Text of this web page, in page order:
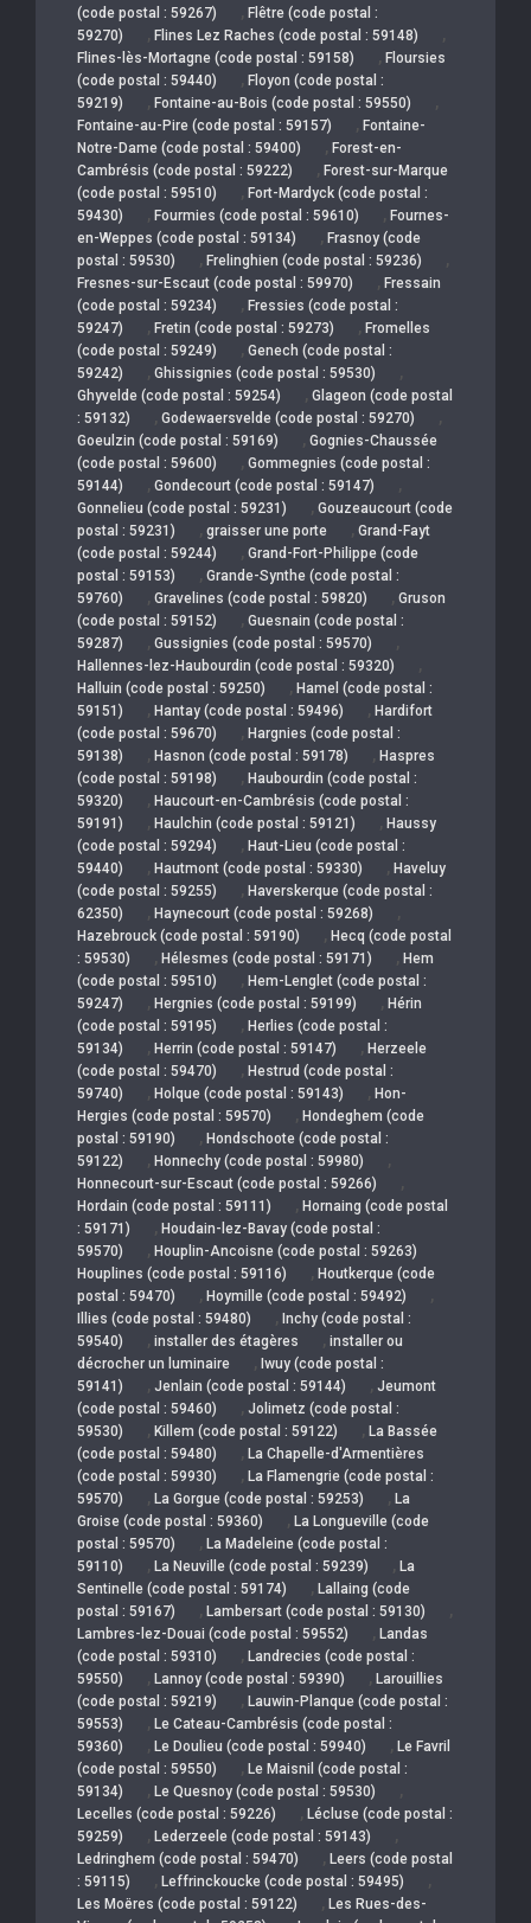
(code postal : 59267)
, Flêtre (code postal :
59270)
, Flines Lez Raches (code postal : 59148) ,
Flines-lès-Mortagne (code postal : 59158) , Floursies
(code postal : 59440)
, Floyon (code postal :
59219)
, Fontaine-au-Bois (code postal : 59550) ,
Fontaine-au-Pire (code postal : 59157) , Fontaine-
Notre-Dame (code postal : 59400)
, Forest-en-
Cambrésis (code postal : 59222)
, Forest-sur-Marque
(code postal : 59510)
, Fort-Mardyck (code postal :
59430)
, Fourmies (code postal : 59610) , Fournes-
en-Weppes (code postal : 59134)
, Frasnoy (code
postal : 59530)
, Frelinghien (code postal : 59236) ,
Fresnes-sur-Escaut (code postal : 59970) , Fressain
(code postal : 59234)
, Fressies (code postal :
59247)
, Fretin (code postal : 59273) , Fromelles
(code postal : 59249)
, Genech (code postal :
59242)
, Ghissignies (code postal : 59530) ,
Ghyvelde (code postal : 59254) , Glageon (code postal
: 59132)
, Godewaersvelde (code postal : 59270) ,
Goeulzin (code postal : 59169) , Gognies-Chaussée
(code postal : 59600)
, Gommegnies (code postal :
59144)
, Gondecourt (code postal : 59147) ,
Gonnelieu (code postal : 59231) , Gouzeaucourt (code
postal : 59231)
, graisser une porte , Grand-Fayt
(code postal : 59244)
, Grand-Fort-Philippe (code
postal : 59153)
, Grande-Synthe (code postal :
59760)
, Gravelines (code postal : 59820) , Gruson
(code postal : 59152)
, Guesnain (code postal :
59287)
, Gussignies (code postal : 59570) ,
Hallennes-lez-Haubourdin (code postal : 59320) ,
Halluin (code postal : 59250) , Hamel (code postal :
59151)
, Hantay (code postal : 59496) , Hardifort
(code postal : 59670)
, Hargnies (code postal :
59138)
, Hasnon (code postal : 59178) , Haspres
(code postal : 59198)
, Haubourdin (code postal :
59320)
, Haucourt-en-Cambrésis (code postal :
59191)
, Haulchin (code postal : 59121) , Haussy
(code postal : 59294)
, Haut-Lieu (code postal :
59440)
, Hautmont (code postal : 59330) , Haveluy
(code postal : 59255)
, Haverskerque (code postal :
62350)
, Haynecourt (code postal : 59268) ,
Hazebrouck (code postal : 59190) , Hecq (code postal
: 59530)
, Hélesmes (code postal : 59171) , Hem
(code postal : 59510)
, Hem-Lenglet (code postal :
59247)
, Hergnies (code postal : 59199) , Hérin
(code postal : 59195)
, Herlies (code postal :
59134)
, Herrin (code postal : 59147) , Herzeele
(code postal : 59470)
, Hestrud (code postal :
59740)
, Holque (code postal : 59143) , Hon-
Hergies (code postal : 59570)
, Hondeghem (code
postal : 59190)
, Hondschoote (code postal :
59122)
, Honnechy (code postal : 59980) ,
Honnecourt-sur-Escaut (code postal : 59266) ,
Hordain (code postal : 59111) , Hornaing (code postal
: 59171)
, Houdain-lez-Bavay (code postal :
59570)
, Houplin-Ancoisne (code postal : 59263)
Houplines (code postal : 59116)
, Houtkerque (code
postal : 59470)
, Hoymille (code postal : 59492) ,
Illies (code postal : 59480) , Inchy (code postal :
59540)
, installer des étagères , installer ou
décrocher un luminaire
, Iwuy (code postal :
59141)
, Jenlain (code postal : 59144) , Jeumont
(code postal : 59460)
, Jolimetz (code postal :
59530)
, Killem (code postal : 59122) , La Bassée
(code postal : 59480)
, La Chapelle-d'Armentières
(code postal : 59930)
, La Flamengrie (code postal :
59570)
, La Gorgue (code postal : 59253) , La
Groise (code postal : 59360)
, La Longueville (code
postal : 59570)
, La Madeleine (code postal :
59110)
, La Neuville (code postal : 59239) , La
Sentinelle (code postal : 59174)
, Lallaing (code
postal : 59167)
, Lambersart (code postal : 59130) ,
Lambres-lez-Douai (code postal : 59552) , Landas
(code postal : 59310)
, Landrecies (code postal :
59550)
, Lannoy (code postal : 59390) , Larouillies
(code postal : 59219)
, Lauwin-Planque (code postal :
59553)
, Le Cateau-Cambrésis (code postal :
59360)
, Le Doulieu (code postal : 59940) , Le Favril
(code postal : 59550)
, Le Maisnil (code postal :
59134)
, Le Quesnoy (code postal : 59530) ,
Lecelles (code postal : 59226) , Lécluse (code postal :
59259)
, Lederzeele (code postal : 59143) ,
Ledringhem (code postal : 59470) , Leers (code postal
: 59115)
, Leffrinckoucke (code postal : 59495) ,
Les Moëres (code postal : 59122) , Les Rues-des-